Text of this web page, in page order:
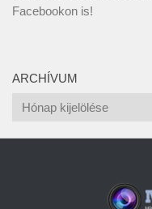
Facebookon is!
ARCHÍVUM
Archívum